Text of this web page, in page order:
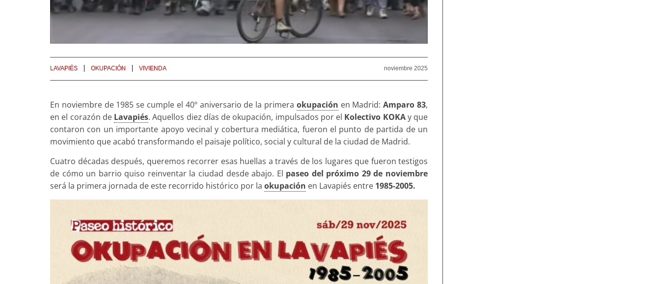
noviembre 2025
LAVAPIÉS OKUPACIÓN VIVIENDA
En noviembre de 1985 se cumple el 40º aniversario de la primera okupación en Madrid:Amparo 83,
en el corazón de Lavapiés. Aquellos diez días de okupación, impulsados por el Kolectivo KOKAy que
contaron con un importante apoyo vecinal y cobertura mediática, fueron el punto de partida de un
movimiento que acabó transformando el paisaje político, social y cultural de la ciudad de Madrid.
Cuatro décadas después, queremos recorrer esas huellas a través de los lugares que fueron testigos
de cómo un barrio quiso reinventar la ciudad desde abajo. El paseo del próximo 29 de noviembre
será la primera jornada de este recorrido histórico por la okupación en Lavapiés entre 1985-2005.